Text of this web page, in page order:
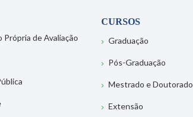
Própria de Avaliação
CURSOS
Graduação
Pós-Graduação
Mestrado e Doutorado
Extensão